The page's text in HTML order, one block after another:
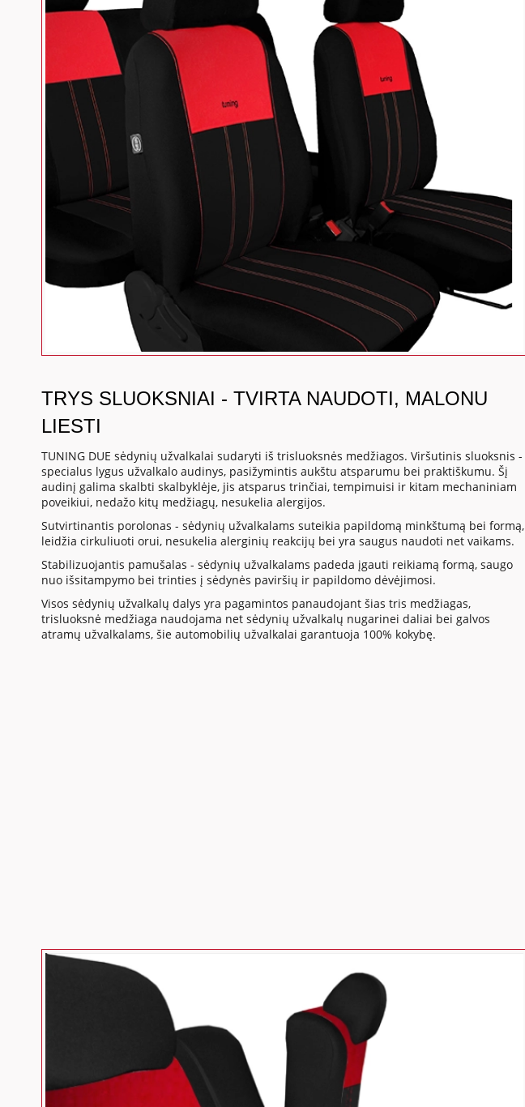
TRYS SLUOKSNIAI - TVIRTA NAUDOTI, MALONU
LIESTI
TUNING DUE sėdynių užvalkalai sudaryti iš trisluoksnės medžiagos. Viršutinis sluoksnis -
specialus lygus užvalkalo audinys, pasižymintis aukštu atsparumu bei praktiškumu. Šį
audinį galima skalbti skalbyklėje, jis atsparus trinčiai, tempimuisi ir kitam mechaniniam
poveikiui, nedažo kitų medžiagų, nesukelia alergijos.
Sutvirtinantis porolonas - sėdynių užvalkalams suteikia papildomą minkštumą bei formą,
leidžia cirkuliuoti orui, nesukelia alerginių reakcijų bei yra saugus naudoti net vaikams.
Stabilizuojantis pamušalas - sėdynių užvalkalams padeda įgauti reikiamą formą, saugo
nuo išsitampymo bei trinties į sėdynės paviršių ir papildomo dėvėjimosi.
Visos sėdynių užvalkalų dalys yra pagamintos panaudojant šias tris medžiagas,
trisluoksnė medžiaga naudojama net sėdynių užvalkalų nugarinei daliai bei galvos
atramų užvalkalams, šie automobilių užvalkalai garantuoja 100% kokybę.